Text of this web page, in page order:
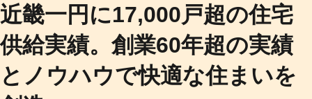
近畿一円に17,000戸超の住宅
供給実績。創業60年超の実績
とノウハウで快適な住まいを